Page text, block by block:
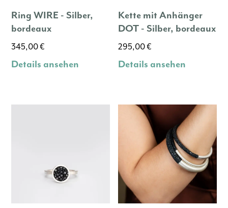
Ring WIRE - Silber,
bordeaux
345,00€
Details ansehen
Kette mit Anhänger
DOT - Silber, bordeaux
295,00€
Details ansehen